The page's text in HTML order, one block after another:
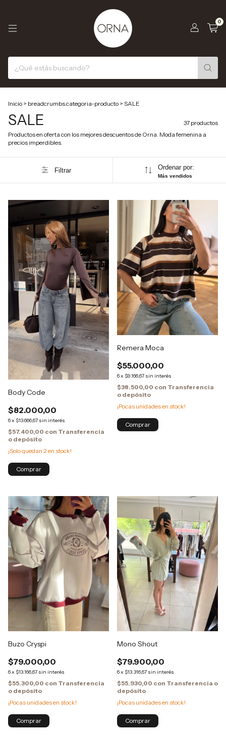
0
Inicio > breadcrumbs.categoria-producto > SALE
SALE
37 productos
Productos en oferta con los mejores descuentos de Orna. Moda femenina a
precios imperdibles.
Filtrar Ordenar por:
Más vendidos
Body Code
$82.000,00
6x $13.666,67 sin interés
$57.400,00 con Transferencia
o depósito
¡Solo quedan 2en stock!
Remera Moca
$55.000,00
6x $9.166,67 sin interés
$38.500,00 con Transferencia
o depósito
¡Pocas unidades en stock!
Buzo Cryspi
$79.000,00
6x $13.166,67 sin interés
$55.300,00 con Transferencia
o depósito
¡Pocas unidades en stock!
Mono Shout
$79.900,00
6x $13.316,67 sin interés
$55.930,00 con Transferencia o
depósito
¡Pocas unidades en stock!
Comprar